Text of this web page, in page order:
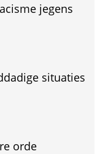
jegens
situaties
orde